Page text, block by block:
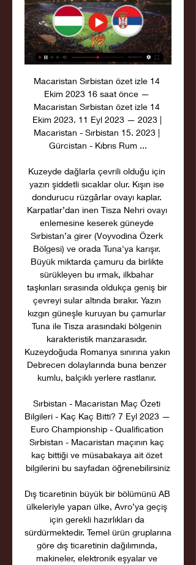
Macaristan Sırbistan özet izle 14
Ekim 2023 16 saat önce —
Macaristan Sırbistan özet izle 14
Ekim 2023. 11 Eyl 2023 — 2023 |
Macaristan - Sırbistan 15. 2023 |
Gürcistan - Kıbrıs Rum ...
Kuzeyde dağlarla çevrili olduğu için
yazın şiddetli sıcaklar olur. Kışın ise
dondurucu rüzgârlar ovayı kaplar.
Karpatlar’dan inen Tisza Nehri ovayı
enlemesine keserek güneyde
Sırbistan’a girer (Voyvodina Özerk
Bölgesi) ve orada Tuna'ya karışır.
Büyük miktarda çamuru da birlikte
sürükleyen bu ırmak, ilkbahar
taşkınları sırasında oldukça geniş bir
çevreyi sular altında bırakır. Yazın
kızgın güneşle kuruyan bu çamurlar
Tuna ile Tisza arasındaki bölgenin
karakteristik manzarasıdır.
Kuzeydoğuda Romanya sınırına yakın
Debrecen dolaylarında buna benzer
kumlu, balçıklı yerlere rastlanır.
Sırbistan - Macaristan Maç Özeti
Bilgileri - Kaç Kaç Bitti? 7 Eyl 2023 —
Euro Championship - Qualification
Sırbistan - Macaristan maçının kaç
kaç bittiği ve müsabakaya ait özet
bilgilerini bu sayfadan öğrenebilirsiniz
Dış ticaretinin büyük bir bölümünü AB
ülkeleriyle yapan ülke, Avro’ya geçiş
için gerekli hazırlıkları da
sürdürmektedir. Temel ürün gruplarına
göre dış ticaretinin dağılımında,
makineler, elektronik eşyalar ve